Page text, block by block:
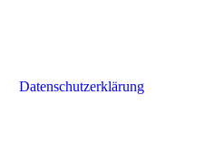
Datenschutzerklärung